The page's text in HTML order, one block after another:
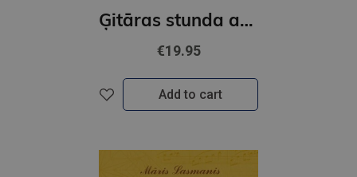
Ģitāras stunda ar Gintu Purgaili. Vienkārši un saprotami
€19.95
Add to cart